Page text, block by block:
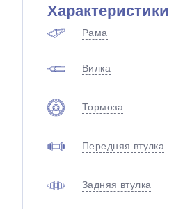
Характеристики
Рама
Вилка
Тормоза
Передняя втулка
Задняя втулка